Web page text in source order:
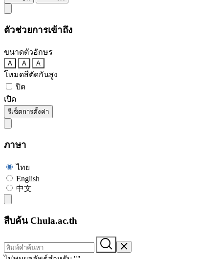
ตัวช่วยการเข้าถึง
ขนาดตัวอักษร
A A A
โหมดสีตัดกันสูง
ปิด
เปิด
รีเซ็ตการตั้งค่า
ภาษา
ไทย
English
中文
สืบค้น Chula.ac.th